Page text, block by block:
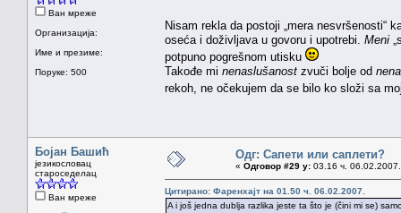
Ван мреже
Организација:
Име и презиме:
Поруке: 500
Nisam rekla da postoji „mera nesvršenosti“
oseća i doživljava u govoru i upotrebi. Meni
potpuno pogrešnom utisku
Takođe mi nenaslušanost zvuči bolje od
rekoh, ne očekujem da se bilo ko složi sa
Бојан Башић
језикословац
староседелац
Ван мреже
Одг: Сапети или саплети?
« Одговор #29 у: 03.16 ч.
Цитирано: Фаренхајт на 01.50 ч. 06.02.2007.
A i još jedna dublja razlika jeste ta što je (čini mi se)